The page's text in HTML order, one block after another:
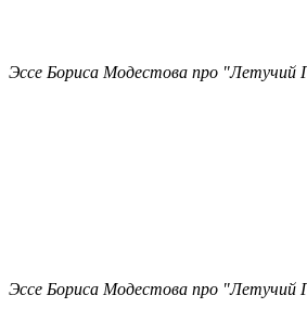
Эссе Бориса Модестова про "Летучий
Эссе Бориса Модестова про "Летучий